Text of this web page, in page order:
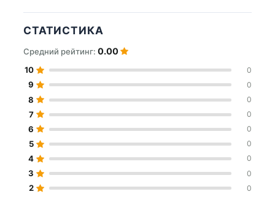
СТАТИСТИКА
Средний рейтинг: 0.00
10 0
9 0
8 0
7 0
6 0
5 0
4 0
3 0
2 0